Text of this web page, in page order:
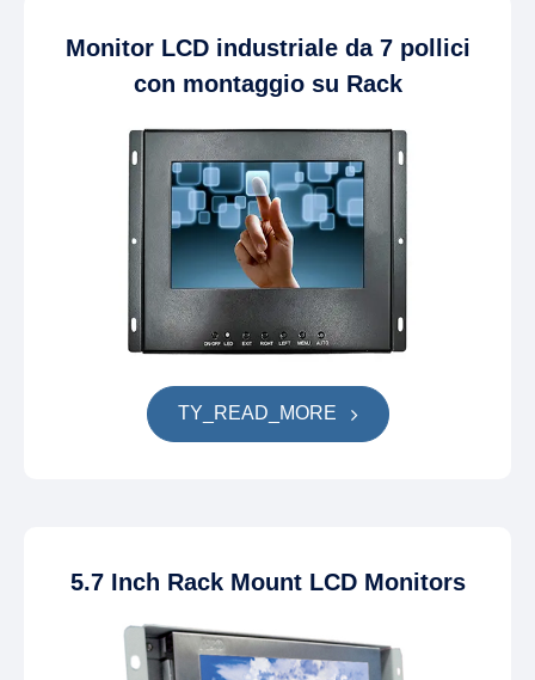
Monitor LCD industriale da 7 pollici
con montaggio su Rack
TY_READ_MORE
5.7 Inch Rack Mount LCD Monitors